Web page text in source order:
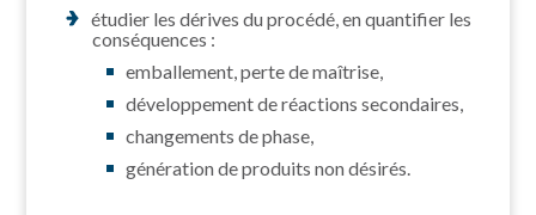
étudier les dérives du procédé, en quantifier les
conséquences :
emballement, perte de maîtrise,
développement de réactions secondaires,
changements de phase,
génération de produits non désirés.